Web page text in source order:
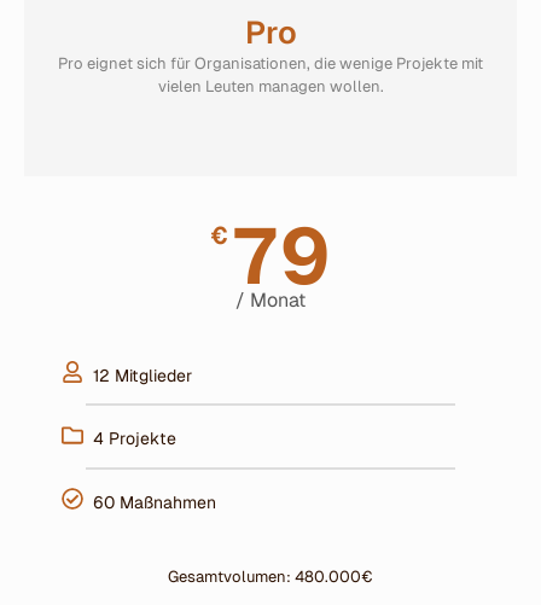
Pro
Pro eignet sich für Organisationen, die wenige Projekte mit
vielen Leuten managen wollen.
€ 79
/ Monat
12 Mitglieder
4 Projekte
60 Maßnahmen
Gesamtvolumen: 480.000€